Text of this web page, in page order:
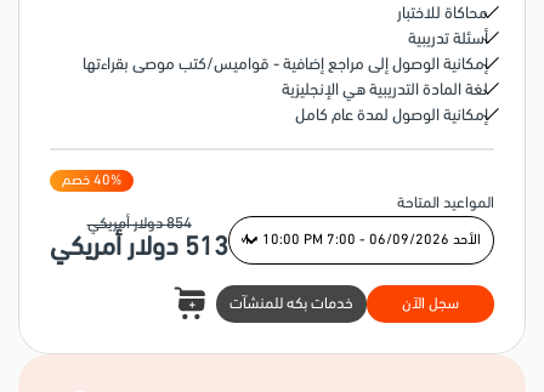
محاكاة للاختبار
أسئلة تدريبية
إمكانية الوصول إلى مراجع إضافية - قواميس/كتب موصى بقراءتها
لغة المادة التدريبية هي الإنجليزية
إمكانية الوصول لمدة عام كامل
40% خصم
المواعيد المتاحة
854دولار أمريكي
513 دولار أمريكي
سجل الآن خدمات بكه للمنشآت